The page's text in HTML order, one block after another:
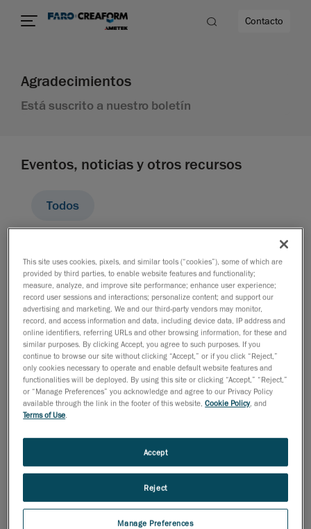
Contacto
Agradecimientos
Está suscrito a nuestro boletín
Eventos, noticias y otros recursos
Todos
Soluciones
Documentación Técnica Vídeos
Webinarios Blog
This site uses cookies, pixels, and similar tools (“cookies”), some of which are
provided by third parties, to enable website features and functionality;
measure, analyze, and improve site performance; enhance user experience;
record user sessions and interactions; personalize content; and support our
advertising and marketing. We and our third-party vendors may monitor,
record, and access information and data, including device data, IP address and
online identifiers, referring URLs and other browsing information, for these and
similar purposes. By clicking Accept, you agree to such purposes. If you
continue to browse our site without clicking “Accept,” or if you click “Reject,”
only cookies necessary to operate and enable default website features and
functionalities will be deployed. By using this site or clicking “Accept,” “Reject,”
or “Manage Preferences” you acknowledge and agree to our Privacy Policy
available through the link in the footer of this website,Cookie Policy, and
Terms of Use.
Manage Preferences
Reject
Accept